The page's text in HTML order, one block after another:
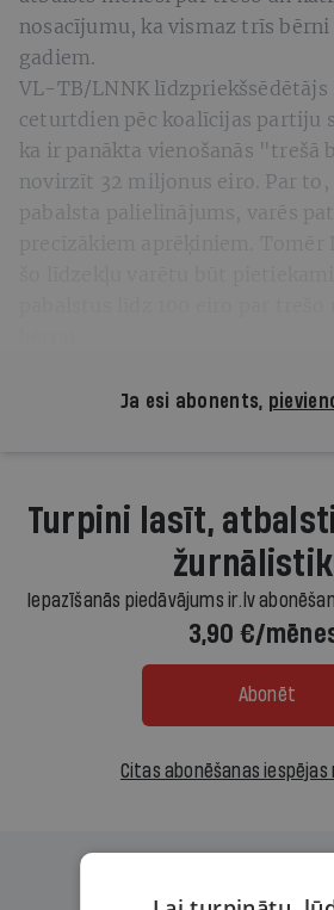
nosacījumu, ka vismaz trīs bērni
gadiem.
VL-TB/LNNK līdzpriekšsēdētājs
ceturtdien pēc koalīcijas partiju
ka ir panākta vienošanās "trešā
novirzīt 32 miljonus eiro. Par to,
pabalsta palielinājums, varēs
Ja esi abonents,
Turpini lasīt,
Iepazīšanās piedāvājums ir.lv
3,90 €/
Abonēt
Citas abonēšanas